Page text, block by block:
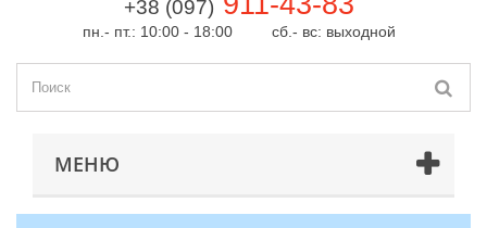
+38 (097)
пн.- пт.: 10:00 - 18:00 сб.- вс: выходной
МЕНЮ